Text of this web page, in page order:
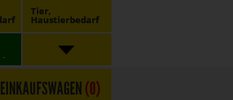
Tier,
Haustierbedarf
(0)